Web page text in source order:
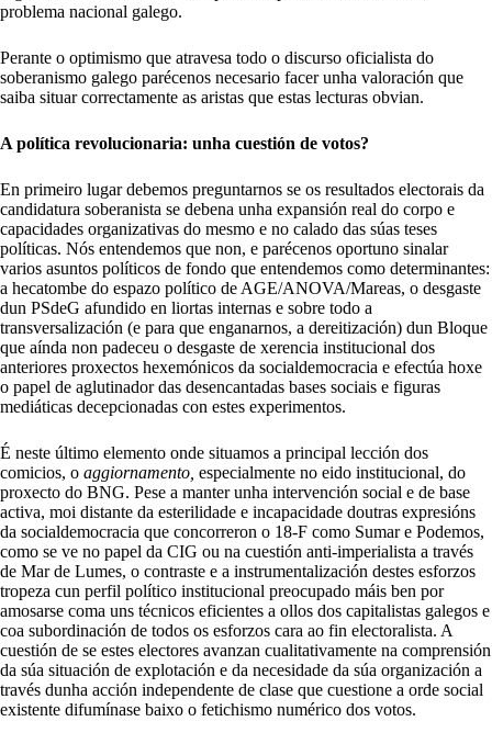
problema nacional galego.
Perante o optimismo que atravesa todo o discurso oficialista do
soberanismo galego parécenos necesario facer unha valoración que
saiba situar correctamente as aristas que estas lecturas obvian.
A política revolucionaria: unha cuestión de votos?
En primeiro lugar debemos preguntarnos se os resultados electorais da
candidatura soberanista se debena unha expansión real do corpo e
capacidades organizativas do mesmo e no calado das súas teses
políticas. Nós entendemos que non, e parécenos oportuno sinalar
varios asuntos políticos de fondo que entendemos como determinantes:
a hecatombe do espazo político de AGE/ANOVA/Mareas, o desgaste
dun PSdeG afundido en liortas internas e sobre todo a
transversalización (e para que enganarnos, a dereitización) dun Bloque
que aínda non padeceu o desgaste de xerencia institucional dos
anteriores proxectos hexemónicos da socialdemocracia e efectúa hoxe
o papel de aglutinador das desencantadas bases sociais e figuras
mediáticas decepcionadas con estes experimentos.
É neste último elemento onde situamos a principal lección dos
comicios, o aggiornamento, especialmente no eido institucional, do
proxecto do BNG. Pese a manter unha intervención social e de base
activa, moi distante da esterilidade e incapacidade doutras expresións
da socialdemocracia que concorreron o 18-F como Sumar e Podemos,
como se ve no papel da CIG ou na cuestión anti-imperialista a través
de Mar de Lumes, o contraste e a instrumentalización destes esforzos
tropeza cun perfil político institucional preocupado máis ben por
amosarse coma uns técnicos eficientes a ollos dos capitalistas galegos e
coa subordinación de todos os esforzos cara ao fin electoralista. A
cuestión de se estes electores avanzan cualitativamente na comprensión
da súa situación de explotación e da necesidade da súa organización a
través dunha acción independente de clase que cuestione a orde social
existente difumínase baixo o fetichismo numérico dos votos.